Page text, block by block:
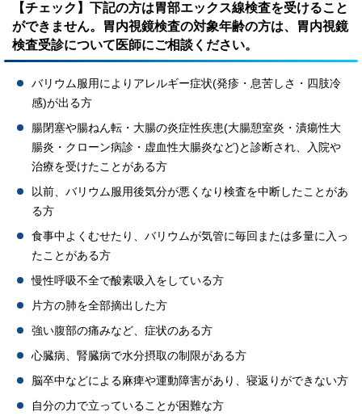
【チェック】下記の方は胃部エックス線検査を受けること
ができません。胃内視鏡検査の対象年齢の方は、胃内視鏡
検査受診について医師にご相談ください。
バリウム服用によりアレルギー症状(発疹・息苦しさ・四肢冷
感)が出る方
腸閉塞や腸ねん転・大腸の炎症性疾患(大腸憩室炎・潰瘍性大
腸炎・クローン病診・虚血性大腸炎など)と診断され、入院や
治療を受けたことがある方
以前、バリウム服用後気分が悪くなり検査を中断したことがあ
る方
食事中よくむせたり、バリウムが気管に毎回または多量に入っ
たことがある方
慢性呼吸不全で酸素吸入をしている方
片方の肺を全部摘出した方
強い腹部の痛みなど、症状のある方
心臓病、腎臓病で水分摂取の制限がある方
脳卒中などによる麻痺や運動障害があり、寝返りができない方
自分の力で立っていることが困難な方